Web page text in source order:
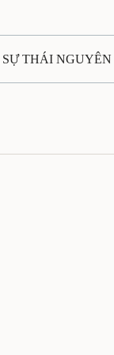
SỰ THÁI NGUYÊN
QUỐC TẾ